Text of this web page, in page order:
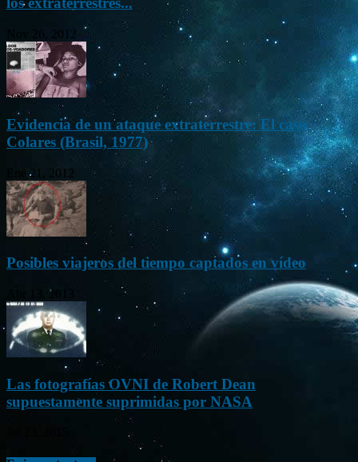
Nov 26, 2012
Evidencia de un ataque extraterrestre: El caso
Colares (Brasil, 1977)
Ene 21, 2012
Posibles viajeros del tiempo captados en vídeo
Abr 13, 2013
Las fotografías OVNI de Robert Dean
supuestamente suprimidas por NASA